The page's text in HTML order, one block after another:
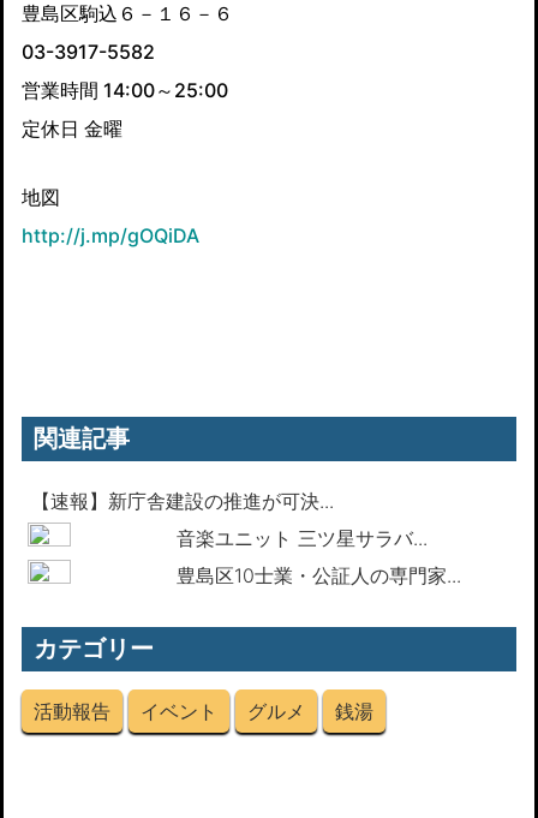
豊島区駒込６－１６－６
03-3917-5582
営業時間 14:00～25:00
定休日 金曜
地図
http://j.mp/gOQiDA
関連記事
【速報】新庁舎建設の推進が可決...
音楽ユニット ‪‎三ツ星サラバ...
豊島区10士業・公証人の専門家...
カテゴリー
活動報告 イベント グルメ 銭湯